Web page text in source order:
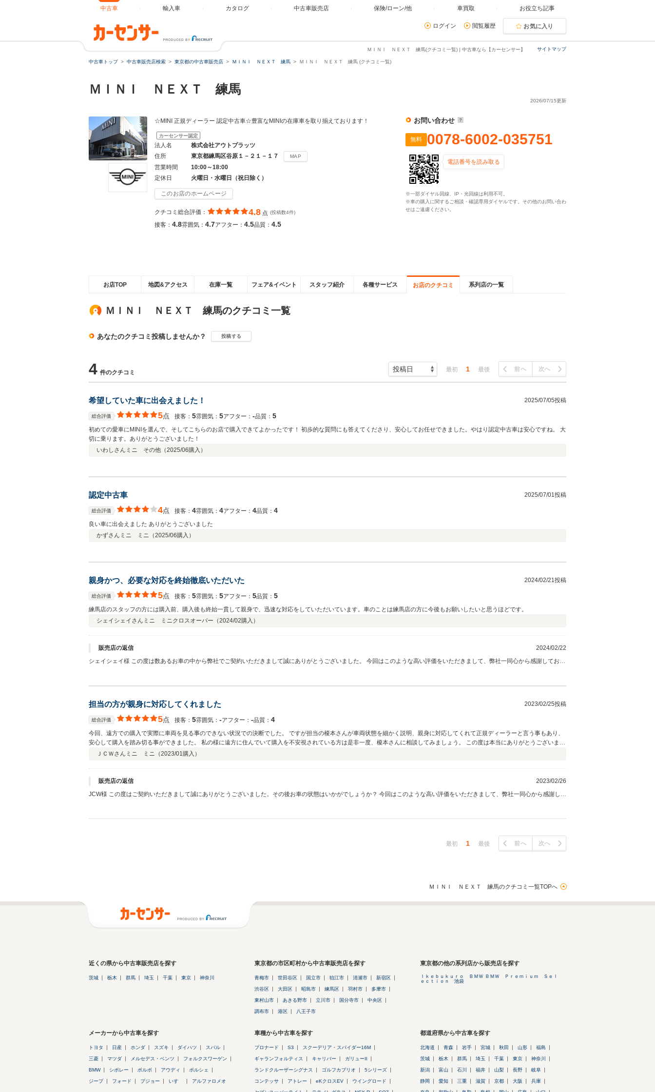
中古車 輸入車 カタログ 中古車販売店 保険/ローン/他 車買取 お役立ち記事
ログイン 閲覧履歴 お気に入り
サイトマップ
ＭＩＮＩ ＮＥＸＴ 練馬(クチコミ一覧) | 中古車なら【カーセンサー】
中古車トップ 中古車販売店検索 東京都の中古車販売店 ＭＩＮＩ ＮＥＸＴ 練馬 ＭＩＮＩ ＮＥＸＴ 練馬 (クチコミ一覧)
ＭＩＮＩ ＮＥＸＴ 練馬
2026/07/15更新
☆MINI 正規ディーラー 認定中古車☆豊富なMINIの在庫車を取り揃えております！
カーセンサー認定
法人名
株式会社アウトプラッツ
住所
東京都練馬区谷原１－２１－１７ MAP
営業時間
10:00～18:00
定休日
火曜日・水曜日（祝日除く）
このお店のホームページ
クチコミ総合評価： 4.8 点 (投稿数4件)
接客： 4.8雰囲気： 4.7アフター： 4.5品質： 4.5
お問い合わせ
無料 0078-6002-035751
電話番号を読み取る
※一部ダイヤル回線、IP・光回線は利用不可。
※車の購入に関するご相談・確認専用ダイヤルです。その他のお問い合わ
せはご遠慮ください。
お店TOP 地図&アクセス 在庫一覧 フェア&イベント スタッフ紹介 各種サービス お店のクチコミ 系列店の一覧
ＭＩＮＩ ＮＥＸＴ 練馬のクチコミ一覧
あなたのクチコミ投稿しませんか？ 投稿する
4 件のクチコミ 最初 1 最後 前へ 次へ
希望していた車に出会えました！ 2025/07/05投稿
総合評価 5点 接客： 5雰囲気： 5アフター： ‐品質： 5
初めての愛車にMINIを選んで、そしてこちらのお店で購入できてよかったです！ 初歩的な質問にも答えてくださり、安心してお任せできました。やはり認定中古車は安心ですね。 大
切に乗ります。ありがとうございました！
いわしさん ミニ その他（2025/06購入）
認定中古車 2025/07/01投稿
総合評価 4点 接客： 4雰囲気： 4アフター： 4品質： 4
良い車に出会えました ありがとうございました
かずさん ミニ ミニ（2025/06購入）
親身かつ、必要な対応を終始徹底いただいた 2024/02/21投稿
総合評価 5点 接客： 5雰囲気： 5アフター： 5品質： 5
練馬店のスタッフの方には購入前、購入後も終始一貫して親身で、迅速な対応をしていただいています。車のことは練馬店の方に今後もお願いしたいと思うほどです。
シェイシェイさん ミニ ミニクロスオーバー（2024/02購入）
販売店の返信
2024/02/22
シェイシェイ様 この度は数あるお車の中から弊社でご契約いただきまして誠にありがとうございました。 今回はこのような高い評価をいただきまして、弊社一同心から感謝しており
担当の方が親身に対応してくれました 2023/02/25投稿
総合評価 5点 接客： 5雰囲気： ‐アフター： ‐品質： 4
今回、遠方での購入で実際に車両を見る事のできない状況での決断でした。 ですが担当の榎本さんが車両状態を細かく説明、親身に対応してくれて正規ディーラーと言う事もあり、
安心して購入を踏み切る事ができました。 私の様に遠方に住んでいて購入を不安視されている方は是非一度、榎本さんに相談してみましょう。 この度は本当にありがとうございまし
た。ＪＣＷさん ミニ ミニ（2023/01購入）
販売店の返信
2023/02/26
JCW様 この度はご契約いただきまして誠にありがとうございました。その後お車の状態はいかがでしょうか？ 今回はこのような高い評価をいただきまして、弊社一同心から感謝して
最初 1 最後 前へ 次へ
ＭＩＮＩ ＮＥＸＴ 練馬のクチコミ一覧TOPへ
近くの県から中古車販売店を探す
茨城 栃木 群馬 埼玉 千葉 東京 神奈川
東京都の市区町村から中古車販売店を探す
青梅市 世田谷区 国立市 狛江市 清瀬市 新宿区
渋谷区 大田区 昭島市 練馬区 羽村市 多摩市
東村山市 あきる野市 立川市 国分寺市 中央区
調布市 港区 八王子市
東京都の他の系列店から販売店を探す
Ｉｋｅｂｕｋｕｒｏ ＢＭＷ ＢＭＷ Ｐｒｅｍｉｕｍ Ｓｅｌ
ｅｃｔｉｏｎ 池袋
メーカーから中古車を探す
トヨタ 日産 ホンダ スズキ ダイハツ スバル
三菱 マツダ メルセデス・ベンツ フォルクスワーゲン
BMW シボレー ボルボ アウディ ポルシェ
ジープ フォード プジョー いすゞ アルファロメオ
車種から中古車を探す
プロナード S3 スクーデリア・スパイダー16M
ギャランフォルティス キャリバー ガリューII
ランドクルーザーシグナス ゴルフカブリオ 5シリーズ
コンテッサ アトレー eKクロスEV ウイングロード
都道府県から中古車を探す
北海道 青森 岩手 宮城 秋田 山形 福島
茨城 栃木 群馬 埼玉 千葉 東京 神奈川
新潟 富山 石川 福井 山梨 長野 岐阜
静岡 愛知 三重 滋賀 京都 大阪 兵庫